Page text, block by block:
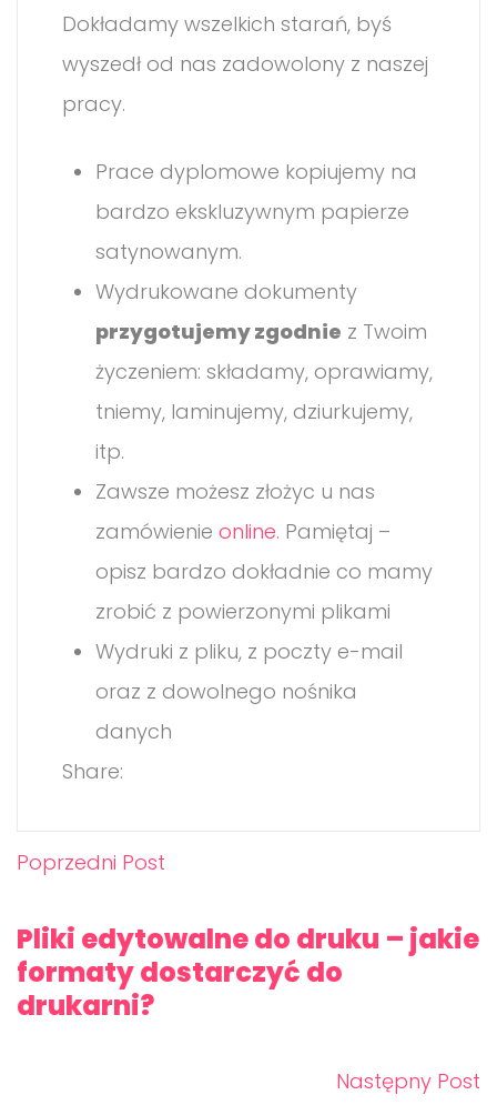
Dokładamy wszelkich starań, byś
wyszedł od nas zadowolony z naszej
pracy.
Prace dyplomowe kopiujemy na
bardzo ekskluzywnym papierze
satynowanym.
Wydrukowane dokumenty
przygotujemy zgodnie z Twoim
życzeniem: składamy, oprawiamy,
tniemy, laminujemy, dziurkujemy,
itp.
Zawsze możesz złożyc u nas
zamówienie online. Pamiętaj –
opisz bardzo dokładnie co mamy
zrobić z powierzonymi plikami
Wydruki z pliku, z poczty e-mail
oraz z dowolnego nośnika
danych
Share:
Poprzedni Post
Pliki edytowalne do druku – jakie
formaty dostarczyć do
drukarni?
Następny Post